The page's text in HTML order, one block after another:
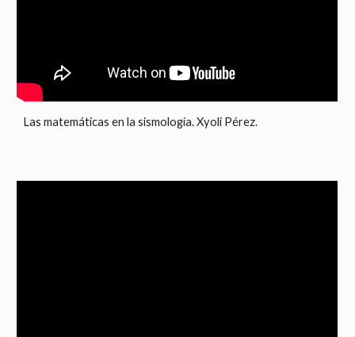
Las matemáticas en la sismología. Xyoli Pérez.